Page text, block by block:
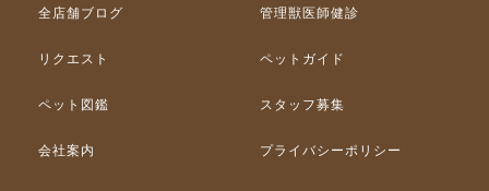
全店舗ブログ 管理獣医師健診
リクエスト ペットガイド
ペット図鑑 スタッフ募集
会社案内 プライバシーポリシー